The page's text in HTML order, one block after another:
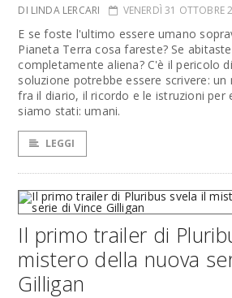
DI LINDA LERCARI VENERDÌ 31 OTTOBRE
E se foste l'ultimo essere umano
Pianeta Terra cosa fareste? Se
completamente aliena? C'è il pericolo
soluzione potrebbe essere scrivere:
fra il diario, il ricordo e le istruzioni per
siamo stati: umani.
LEGGI
Il primo trailer di
mistero della nuova
Gilligan